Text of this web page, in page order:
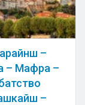
–
– Мафра –
–